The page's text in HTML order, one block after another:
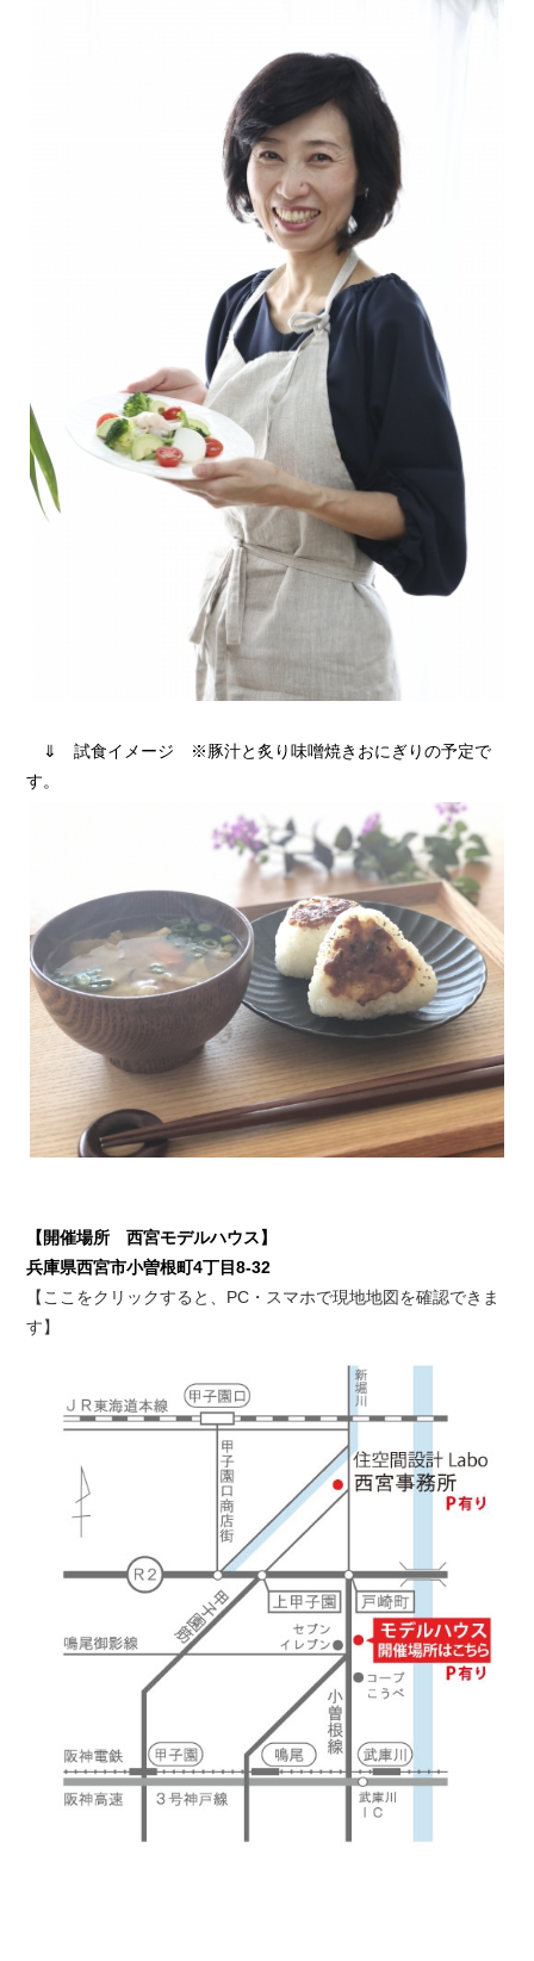
⇓ 試食イメージ ※豚汁と炙り味噌焼きおにぎりの予定で
す。
【開催場所 西宮モデルハウス】
兵庫県西宮市小曽根町4丁目8-32
【ここをクリックすると、PC・スマホで現地地図を確認できま
す】